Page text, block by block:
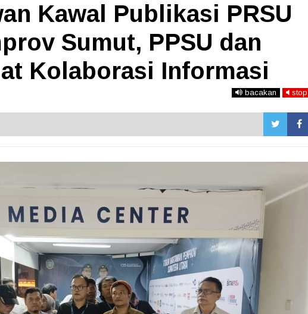
Kawal Publikasi PRSU
Sumut, PPSU dan
Kolaborasi Informasi
bacakan stop